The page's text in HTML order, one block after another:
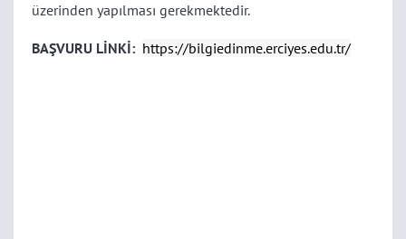
üzerinden yapılması gerekmektedir.
BAŞVURU LİNKİ: https://bilgiedinme.erciyes.edu.tr/